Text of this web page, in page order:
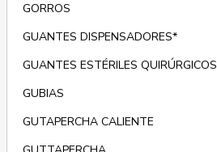
GORROS
GUANTES DISPENSADORES*
GUANTES ESTÉRILES QUIRÚRGICOS
GUBIAS
GUTAPERCHA CALIENTE